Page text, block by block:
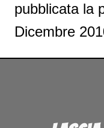
pubblicata la
Dicembre